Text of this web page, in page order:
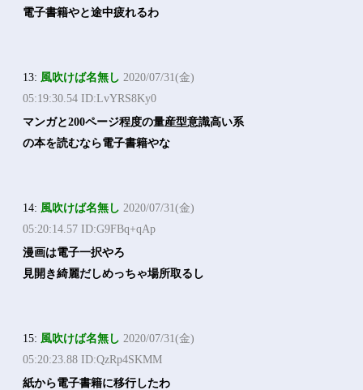
電子書籍やと途中疲れるわ
13: 風吹けば名無し 2020/07/31(金)
05:19:30.54 ID:LvYRS8Ky0
マンガと200ページ程度の量産型意識高い系
の本を読むなら電子書籍やな
14: 風吹けば名無し 2020/07/31(金)
05:20:14.57 ID:G9FBq+qAp
漫画は電子一択やろ
見開き綺麗だしめっちゃ場所取るし
15: 風吹けば名無し 2020/07/31(金)
05:20:23.88 ID:QzRp4SKMM
紙から電子書籍に移行したわ